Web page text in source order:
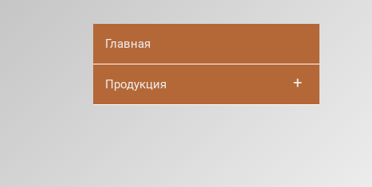
Главная
Продукция +